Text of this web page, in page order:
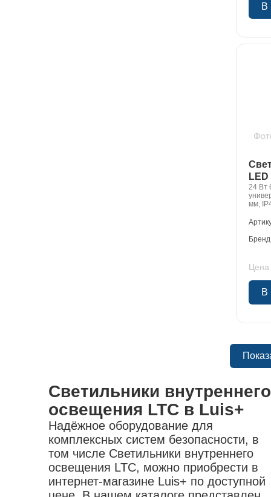
В
LED
24 Вт
мм,
Бренд
Цена
В
Светильники внутреннего
освещения LTC в Luis+
Надёжное оборудование для
комплексных систем безопасности, в
том числе Светильники внутреннего
освещения LTC, можно приобрести в
интернет-магазине Luis+ по доступной